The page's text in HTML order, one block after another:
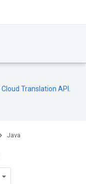
Cloud Translation API
Java